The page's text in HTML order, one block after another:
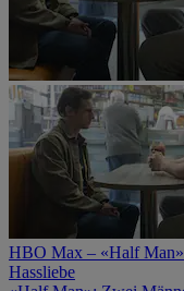
HBO Max – «Half Man»
Hassliebe